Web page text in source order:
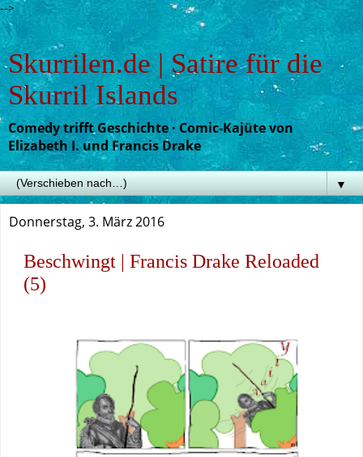
-->
Skurrilen.de | Satire für die
Skurril Islands
Comedy trifft Geschichte · Comic-Kajüte von
Elizabeth I. und Francis Drake
▼
Donnerstag, 3. März 2016
Beschwingt | Francis Drake Reloaded
(5)